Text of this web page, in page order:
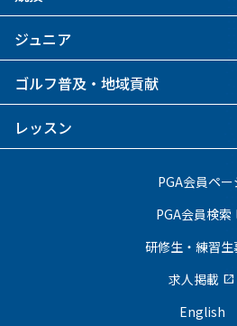
ジュニア
ゴルフ普及・地域貢献
レッスン
PGA会員ペー
PGA会員検索
研修生・練習生
求人掲載 open_in_new
English